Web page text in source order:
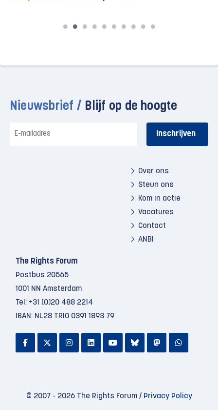
Nieuwsbrief / Blijf op de hoogte
mailadres
Over ons
Steun ons
Kom in actie
Vacatures
Contact
ANBI
The Rights Forum
Postbus 20565
1001 NN Amsterdam
Tel: +31 (0)20 488 2214
IBAN: NL28 TRIO 0391 1893 79
© 2007 - 2026 The Rights Forum / Privacy Policy